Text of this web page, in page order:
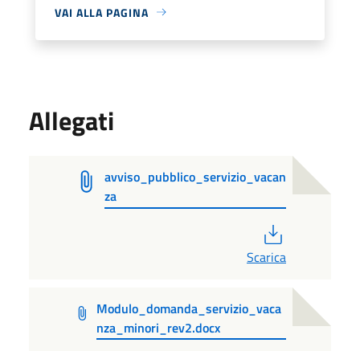
VAI ALLA PAGINA
Allegati
avviso_pubblico_servizio_vacan
za
Scarica
Modulo_domanda_servizio_vaca
nza_minori_rev2.docx